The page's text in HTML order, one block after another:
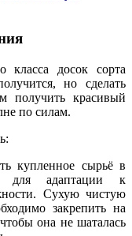
класса досок сорта
но сделать
получить красивый
по силам.
купленное сырьё в
для адаптации к
Сухую чистую
закрепить на
она не шаталась